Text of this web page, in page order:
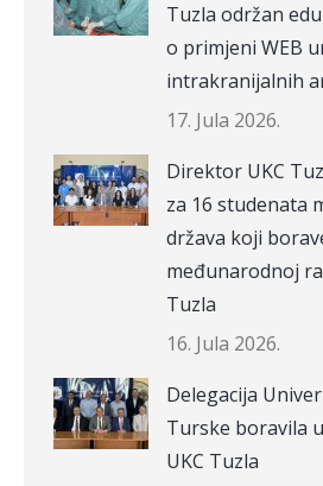
Tuzla održan
o primjeni WEB
intrakranijalnih
17. Jula 2026.
Direktor UKC
za 16 studenata
država koji
međunarodnoj
Tuzla
16. Jula 2026.
Delegacija
Turske boravila
UKC Tuzla